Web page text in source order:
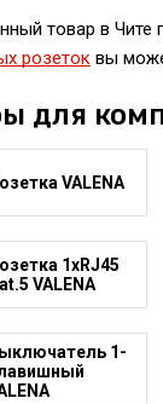
товар в Чите
розеток вы
для
VALENA
1xRJ45
VALENA
1-